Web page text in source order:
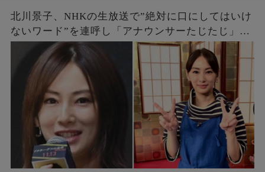
北川景子、NHKの生放送で”絶対に口にしてはいけ
ないワード”を連呼し「アナウンサーたじたじ」
「みんな苦笑いじゃん」